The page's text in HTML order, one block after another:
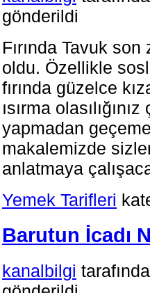
gönderildi
Fırında Tavuk
oldu. Özellikle
fırında güzelce
ısırma
yapmadan
makalemizde
anlatmaya
Yemek Tarifleri
Barutun İcadı
kanalbilgi